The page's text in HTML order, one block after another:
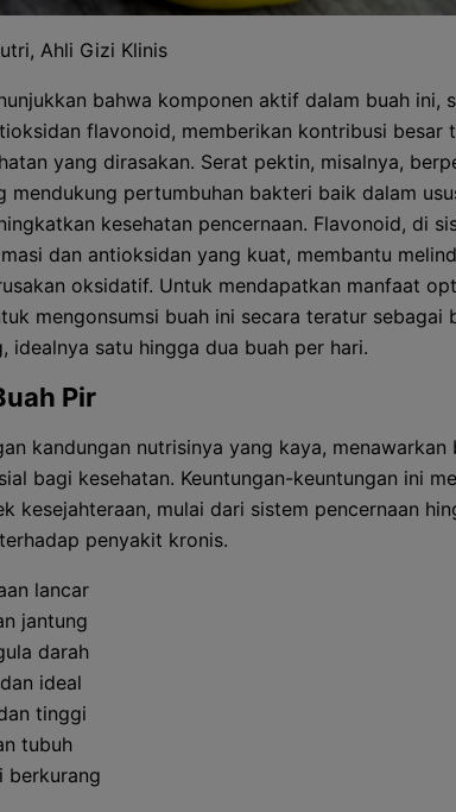
Ahli Gizi Klinis
bahwa komponen aktif dalam buah ini,
flavonoid, memberikan kontribusi besar
yang dirasakan. Serat pektin, misalnya,
mendukung pertumbuhan bakteri baik dalam
kesehatan pencernaan. Flavonoid, di
dan antioksidan yang kuat, membantu
oksidatif. Untuk mendapatkan manfaat
mengonsumsi buah ini secara teratur sebagai
idealnya satu hingga dua buah per hari.
Pir
kandungan nutrisinya yang kaya, menawarkan
bagi kesehatan. Keuntungan-keuntungan ini
kesejahteraan, mulai dari sistem pencernaan
penyakit kronis.
lancar
jantung
darah
ideal
tinggi
tubuh
berkurang